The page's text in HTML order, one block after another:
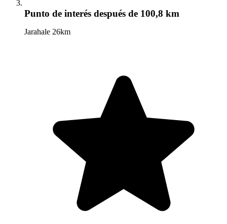
Punto de interés después de 100,8 km
Jarahale 26km